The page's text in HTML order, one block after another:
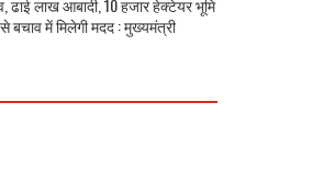
ढाई लाख आबादी, 10 हजार हेक्टेयर भूमि
बचाव में मिलेगी मदद : मुख्यमंत्री